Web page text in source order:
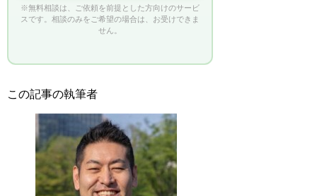
※無料相談は、ご依頼を前提とした方向けのサービ
スです。相談のみをご希望の場合は、お受けできま
せん。
この記事の執筆者